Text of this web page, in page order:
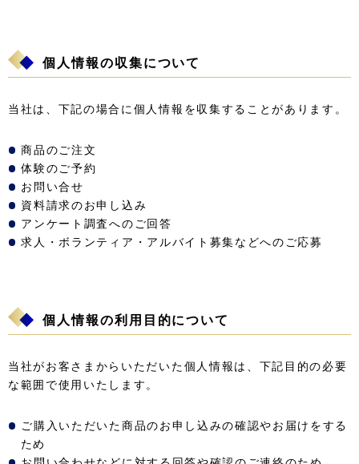
個人情報の収集について
当社は、下記の場合に個人情報を収集することがあります。
商品のご注文
体験のご予約
お問い合せ
資料請求のお申し込み
アンケート調査へのご回答
求人・ボランティア・アルバイト募集などへのご応募
個人情報の利用目的について
当社がお客さまからいただいた個人情報は、下記目的の必要
な範囲で使用いたします。
ご購入いただいた商品のお申し込みの確認やお届けをする
ため